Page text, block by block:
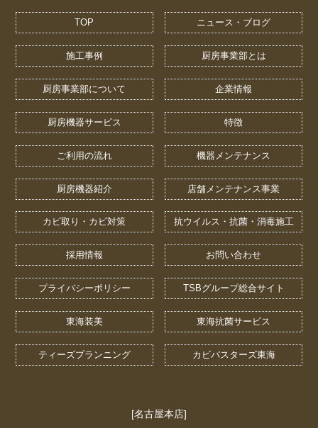
TOP ニュース・ブログ
施工事例 厨房事業部とは
厨房事業部について 企業情報
厨房機器サービス 特徴
ご利用の流れ 機器メンテナンス
厨房機器紹介 店舗メンテナンス事業
カビ取り・カビ対策 抗ウイルス・抗菌・消毒施工
採用情報 お問い合わせ
プライバシーポリシー TSBグループ総合サイト
東海装美 東海抗菌サービス
ティーズプランニング カビバスターズ東海
[名古屋本店]